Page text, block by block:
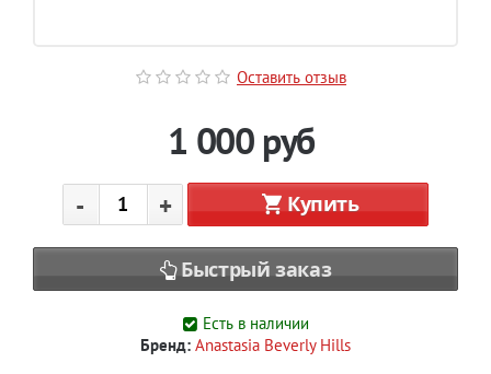
Оставить отзыв
1 000 руб
- + Купить
Быстрый заказ
Есть в наличии
Бренд: Anastasia Beverly Hills